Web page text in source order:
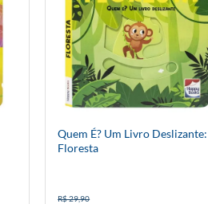
Quem É? Um Livro Deslizante:
Floresta
R$ 29,90